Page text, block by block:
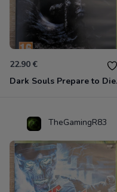
22.90 €
TheGamingR83